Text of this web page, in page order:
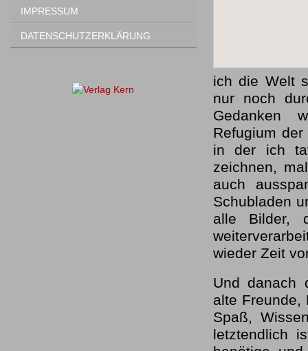
IMPRESSUM
DATENSCHUTZERKLÄRUNG
ich die Welt
nur noch
Gedanken
Refugium
in der ich
zeichnen,
auch
Schubladen
alle Bilder,
wieder Zeit
Und danach
alte Freunde,
Spaß,
letztendlich